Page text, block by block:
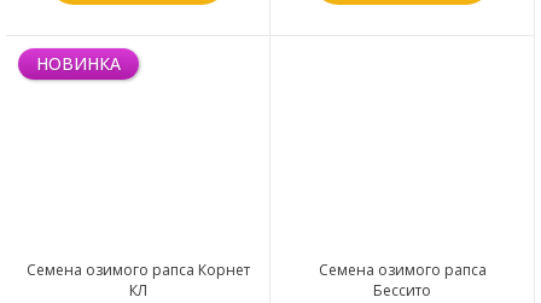
НОВИНКА
Семена озимого рапса Корнет
КЛ
Семена озимого рапса
Бессито